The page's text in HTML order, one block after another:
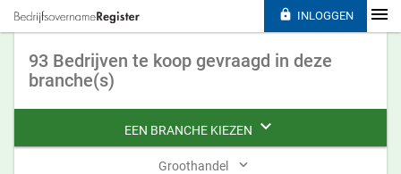
93 Bedrijven te koop gevraagd in deze
branche(s)
EEN BRANCHE KIEZEN 
Groothandel 
 INLOGGEN